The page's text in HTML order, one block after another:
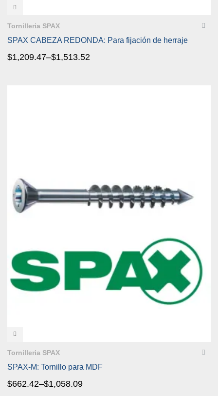
Tornilleria SPAX
SPAX CABEZA REDONDA: Para fijación de herraje
$1,209.47–$1,513.52
Tornilleria SPAX
SPAX-M: Tornillo para MDF
$662.42–$1,058.09